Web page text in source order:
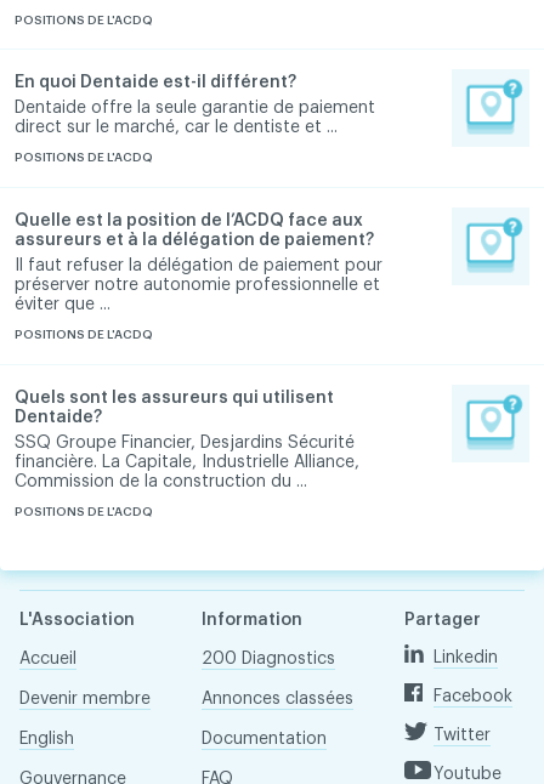
POSITIONS DE L'ACDQ
En quoi Dentaide est-il différent?
Dentaide offre la seule garantie de paiement
direct sur le marché, car le dentiste et ...
POSITIONS DE L'ACDQ
Quelle est la position de l’ACDQ face aux
assureurs et à la délégation de paiement?
Il faut refuser la délégation de paiement pour
préserver notre autonomie professionnelle et
éviter que ...
POSITIONS DE L'ACDQ
Quels sont les assureurs qui utilisent
Dentaide?
SSQ Groupe Financier, Desjardins Sécurité
financière. La Capitale, Industrielle Alliance,
Commission de la construction du ...
POSITIONS DE L'ACDQ
L'Association
Accueil
Devenir membre
English
Gouvernance
Information
200 Diagnostics
Annonces classées
Documentation
FAQ
Partager
Linkedin
Facebook
Twitter
Youtube